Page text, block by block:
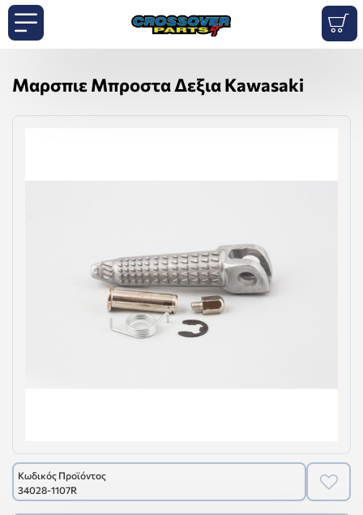
Μαρσπιε Μπροστα Δεξια Kawasaki
Κωδικός Προϊόντος
34028-1107R